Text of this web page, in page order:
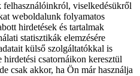
viselkedésükről
weboldalunk folyamatos
hirdetések és tartalmak
statisztikák elemzésére
külső szolgáltatókkal is
csatornáikon keresztül
csak akkor, ha Ön már használja